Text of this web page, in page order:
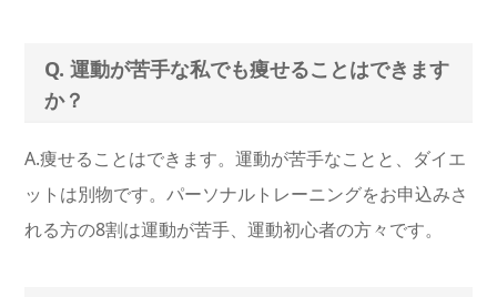
Q. 運動が苦手な私でも痩せることはできます
か？
A.痩せることはできます。運動が苦手なことと、ダイエ
ットは別物です。パーソナルトレーニングをお申込みさ
れる方の8割は運動が苦手、運動初心者の方々です。